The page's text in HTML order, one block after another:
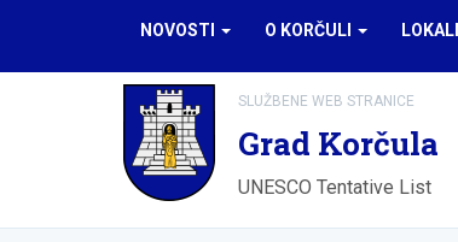
NOVOSTI O KORČULI
SLUŽBENE WEB STRANICE
Grad Korčula
UNESCO Tentative List